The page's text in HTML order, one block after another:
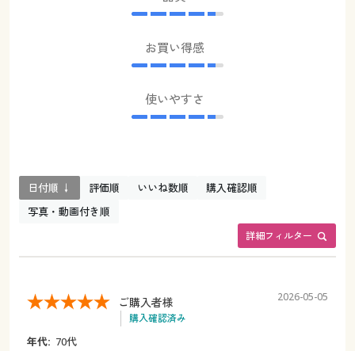
お買い得感
使いやすさ
詳細フィルター
日付順 ↓ 評価順 いいね数順
購入確認順
写真・動画付き順
ご購入者様
購入確認済み
2026-05-05
年代: 70代